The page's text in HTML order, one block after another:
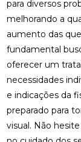
para diversos
melhorando a
aumento das
fundamental
oferecer um
necessidades
e indicações da
preparado para
visual. Não
OSTEOPATIA CERVICAL: BENEFÍCIOS QUE VOCÊ
PRECISA
OSTEOPATIA CERVICAL: COMO ALIVIAR DORES E
MELHORAR
OSTEOPATIA CERVICAL: COMO ALIVIAR DORES E
MELHORAR